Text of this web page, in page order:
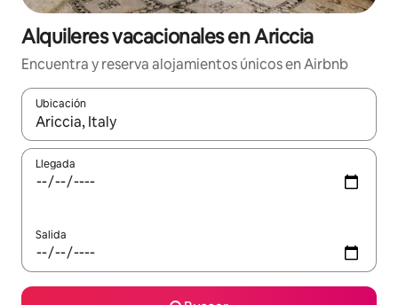
Alquileres vacacionales en Ariccia
Encuentra y reserva alojamientos únicos en Airbnb
Ubicación
Cuando los resultados estén disponibles, navega con las
Llegada
Salida